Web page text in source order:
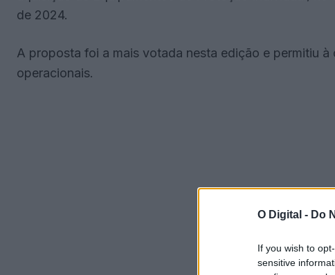
O Digital - Do
If you wish to
sensitive
de 2024.
A proposta foi a mais votada nesta edição e permitiu
operacionais.